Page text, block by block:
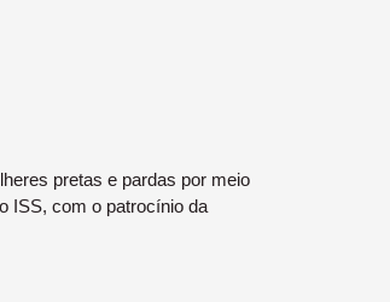
pretas e pardas por meio
ISS, com o patrocínio da